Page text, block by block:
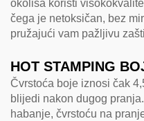
okoliša koristi
čega je netoksičan, bez
pružajući vam pažljivu
HOT STAMPING
Čvrstoća boje iznosi čak
blijedi nakon dugog
habanje, čvrstoću na